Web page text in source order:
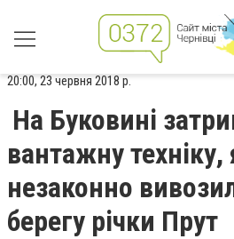
20:00, 23 червня 2018 р.
На Буковині
вантажну
незаконно
берегу річки Прут